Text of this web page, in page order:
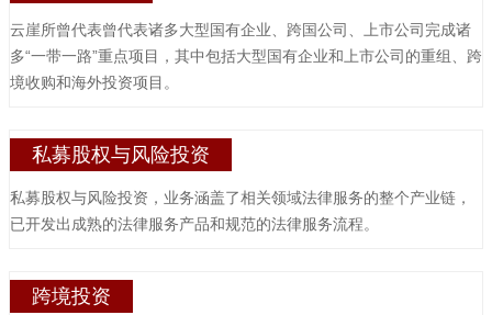
云崖所曾代表曾代表诸多大型国有企业、跨国公司、上市公司完成诸
多“一带一路”重点项目，其中包括大型国有企业和上市公司的重组、跨
境收购和海外投资项目。
私募股权与风险投资
私募股权与风险投资，业务涵盖了相关领域法律服务的整个产业链，
已开发出成熟的法律服务产品和规范的法律服务流程。
跨境投资